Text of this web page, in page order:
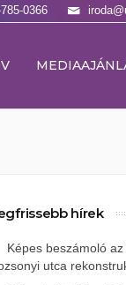
0366
hírek
Képes beszámoló
utca